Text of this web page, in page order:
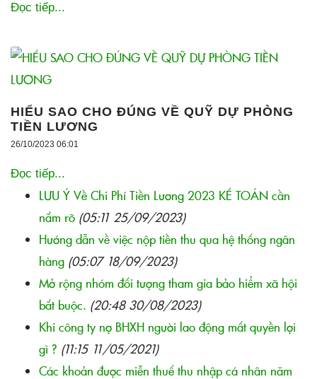
Đọc tiếp...
HIỂU SAO CHO ĐÚNG VỀ QUỸ DỰ PHÒNG
TIỀN LƯƠNG
26/10/2023 06:01
Đọc tiếp...
LƯU Ý Về Chi Phí Tiền Lương 2023 KẾ TOÁN cần
nắm rõ (05:11 25/09/2023)
Hướng dẫn về việc nộp tiền thu qua hệ thống ngân
hàng (05:07 18/09/2023)
Mở rộng nhóm đối tượng tham gia bảo hiểm xã hội
bắt buộc. (20:48 30/08/2023)
Khi công ty nợ BHXH người lao động mất quyền lợi
gì ? (11:15 11/05/2021)
Các khoản được miễn thuế thu nhập cá nhân năm